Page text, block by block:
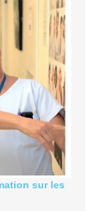
sur les